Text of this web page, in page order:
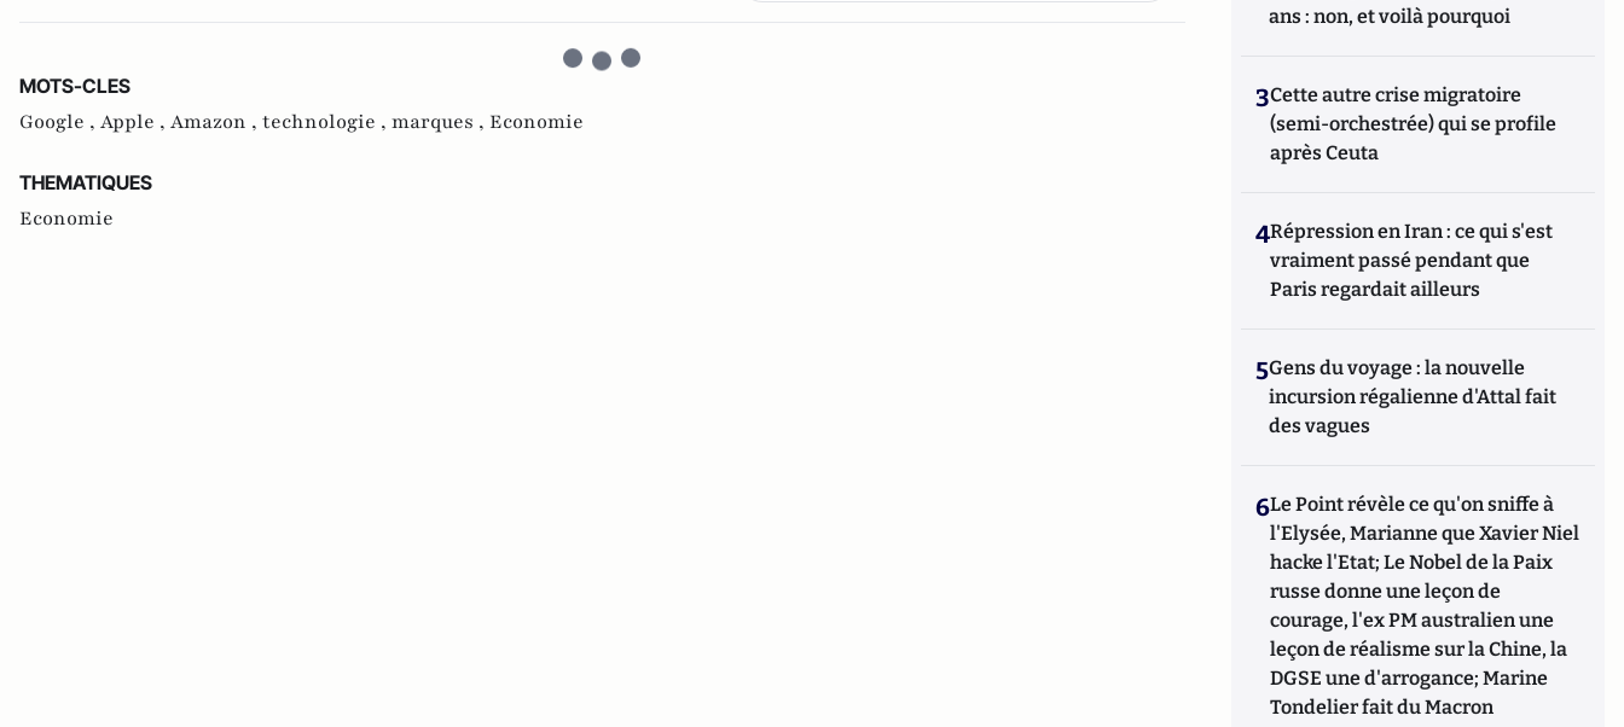
MOTS-CLES
Google , Apple , Amazon , technologie , marques , Economie
THEMATIQUES
Economie
ans : non, et voilà pourquoi
3Cette autre crise migratoire
(semi-orchestrée) qui se profile
après Ceuta
4Répression en Iran : ce qui s'est
vraiment passé pendant que
Paris regardait ailleurs
5Gens du voyage : la nouvelle
incursion régalienne d'Attal fait
des vagues
6Le Point révèle ce qu'on sniffe à
l'Elysée, Marianne que Xavier Niel
hacke l'Etat; Le Nobel de la Paix
russe donne une leçon de
courage, l'ex PM australien une
leçon de réalisme sur la Chine, la
DGSE une d'arrogance; Marine
Tondelier fait du Macron